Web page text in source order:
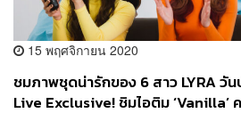
15 พฤศจิกายน 2020
ชมภาพชุดน่ารักของ 6 สาว LYRA วัน
Live Exclusive! ชิมไอติม ‘Vanilla’